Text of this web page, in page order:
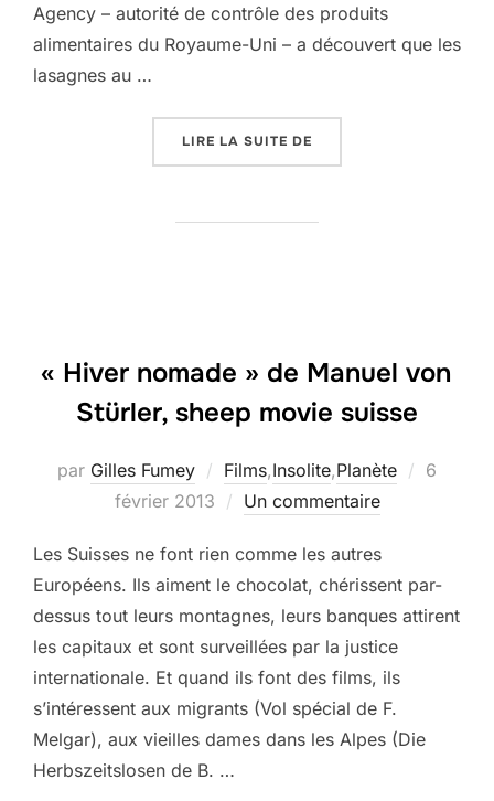
Agency – autorité de contrôle des produits
alimentaires du Royaume-Uni – a découvert que les
lasagnes au …
LIRE LA SUITE DE
« Hiver nomade » de Manuel von
Stürler, sheep movie suisse
par Gilles Fumey Films,Insolite,Planète
Publié
6
février 2013
Un commentaire
Les Suisses ne font rien comme les autres
Européens. Ils aiment le chocolat, chérissent par-
dessus tout leurs montagnes, leurs banques attirent
les capitaux et sont surveillées par la justice
internationale. Et quand ils font des films, ils
s’intéressent aux migrants (Vol spécial de F.
Melgar), aux vieilles dames dans les Alpes (Die
Herbszeitslosen de B. …